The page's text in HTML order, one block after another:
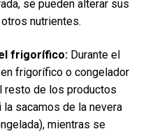
se pueden alterar sus
nutrientes.
frigorífico: Durante el
frigorífico o congelador
resto de los productos
sacamos de la nevera
mientras se